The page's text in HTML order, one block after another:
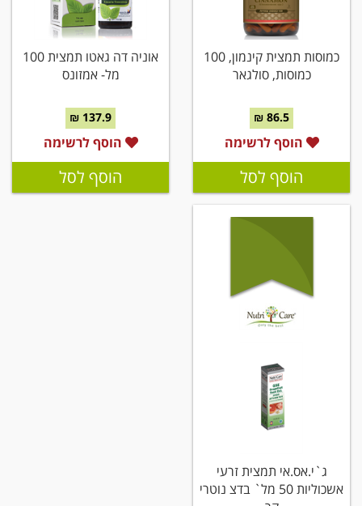
כמוסות תמצית קינמון, 100
כמוסות, סולגאר
86.5 ₪
הוסף לרשימה
הוסף לסל
אוניה דה גאטו תמצית 100
מל- אמזונס
137.9 ₪
הוסף לרשימה
הוסף לסל
ג`י.אס.אי תמצית זרעי
אשכוליות 50 מל` בדצ נוטרי